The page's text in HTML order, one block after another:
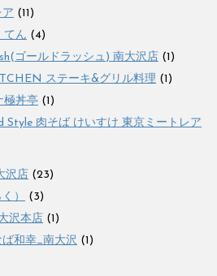
(11)
てん (4)
ゴールドラッシュ) 南大沢店 (1)
ステーキ&グリル料理 (1)
極丼亭 (1)
Style 肉そば けいすけ 東京ミートレア
沢店 (23)
）
(3)
沢本店 (1)
和幸_南大沢 (1)